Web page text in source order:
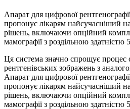
Апарат для цифрової
пропонує лікарям найсучасніший
рішень, включаючи опційний
мамографії з роздільною здатністю
Ця система значно спрощує
рентгенівських зображень з
Апарат для цифрової
пропонує лікарям найсучасніший
рішень, включаючи опційний
мамографії з роздільною здатністю